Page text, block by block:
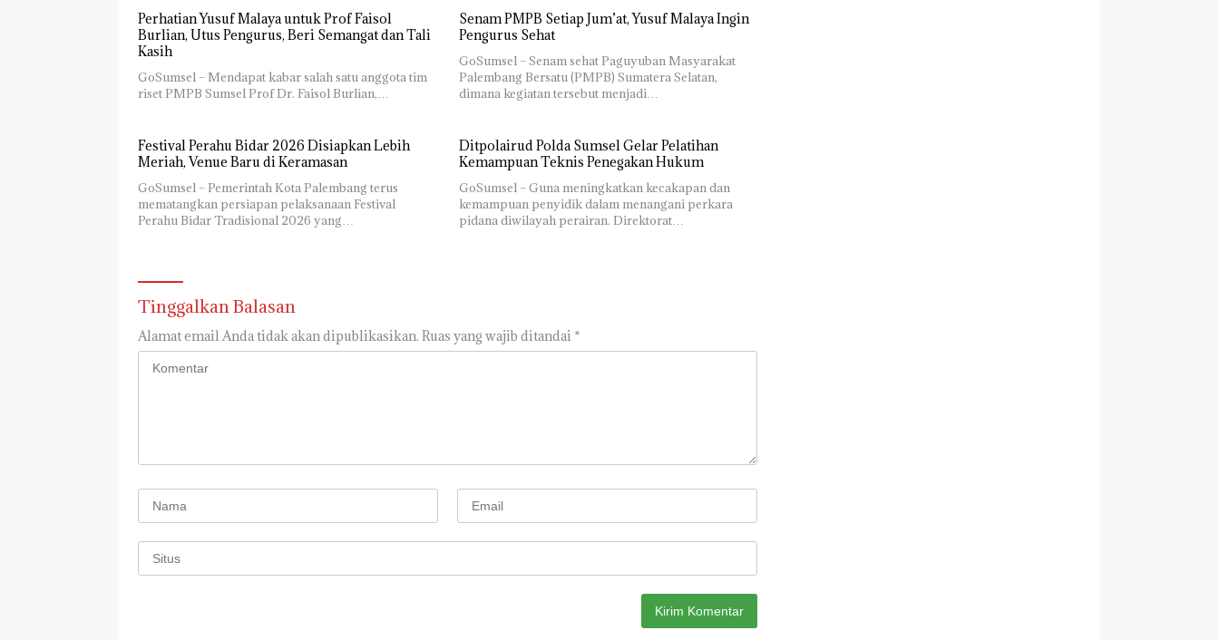
Perhatian Yusuf Malaya untuk Prof Faisol
Burlian, Utus Pengurus, Beri Semangat dan Tali
Kasih
GoSumsel – Mendapat kabar salah satu anggota tim
riset PMPB Sumsel Prof Dr. Faisol Burlian,…
Senam PMPB Setiap Jum’at, Yusuf Malaya Ingin
Pengurus Sehat
GoSumsel – Senam sehat Paguyuban Masyarakat
Palembang Bersatu (PMPB) Sumatera Selatan,
dimana kegiatan tersebut menjadi…
Festival Perahu Bidar 2026 Disiapkan Lebih
Meriah, Venue Baru di Keramasan
GoSumsel – Pemerintah Kota Palembang terus
mematangkan persiapan pelaksanaan Festival
Perahu Bidar Tradisional 2026 yang…
Ditpolairud Polda Sumsel Gelar Pelatihan
Kemampuan Teknis Penegakan Hukum
GoSumsel – Guna meningkatkan kecakapan dan
kemampuan penyidik dalam menangani perkara
pidana diwilayah perairan. Direktorat…
Tinggalkan Balasan
Alamat email Anda tidak akan dipublikasikan. Ruas yang wajib ditandai *